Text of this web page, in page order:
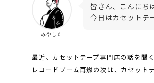
みやした
皆さん、こんにち
今日はカセットテ
最近、カセットテープ専門店の話を聞
レコードブーム再燃の次は、カセット